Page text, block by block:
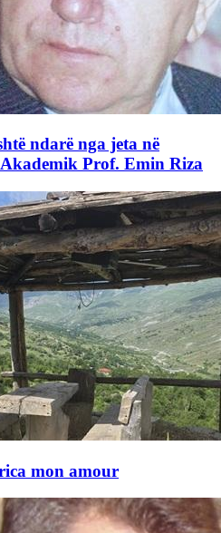
ndarë nga jeta në
Akademik Prof. Emin Riza
mon amour